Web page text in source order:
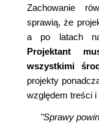
Zachowanie
sprawią, że
a po latach
Projektant
wszystkimi
projekty
względem treści i
"Sprawy